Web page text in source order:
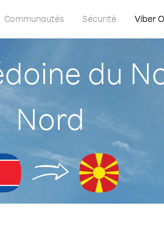
Communautés Sécurité Viber
du
Nord